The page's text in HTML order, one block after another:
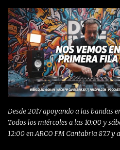
Ir al
Desde 2017 apoyando a las bandas
Todos los miércoles a las 10:00 y
12:00 en ARCO FM Cantabria 87.7 y